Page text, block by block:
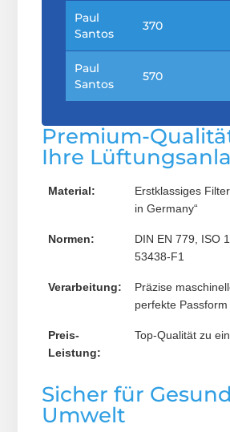
Paul
Santos
370
Paul
Santos
570
Premium-
Ihre
Material:
Erstklassiges
in Germany“
Normen:
DIN EN 779, ISO
53438-F1
Verarbeitung:
Präzise
perfekte Passform
Preis-
Leistung:
Top-Qualität zu
Sicher für
Umwelt